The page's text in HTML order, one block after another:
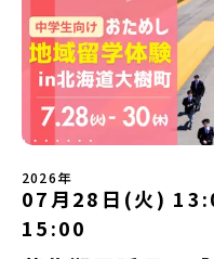
なび場を体験 -デザインセ
場を体験「フィールドワー
の歴史的な町並みを体感す
人さんからまなぶ！有田焼
（協力：clay studio）「み
り -仲間や地元の高校生、
（AM）「1日目の振り返り
（PM）「ランチ/お土産タイ
ってプログラムを変更する場
所】佐賀県 有田町（ありた
月5日（日）※参加が確定し
学してみたい！」「アイヌ
自分の手で探求したい！」
い！」そんな中学生のみな
験」は、日本全国約200の高
を送る「地域みらい留学」
めてのひとり旅でも安心！
いたします。今回のフィー
う）」北海道の南に位置す
然と「アイヌ文化」が継承さ
す。町名の「平取（びらとり
（崖の間を意味）という言葉
大きな山々が連なる「幌尻岳
本一の広さを誇る「すずらん
2026年
07月28日(火)
15:00